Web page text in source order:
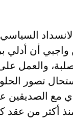
الانسداد
أن أدلي
الصلبة،
تصور
في 18 ماي مع
منذ أكثر من